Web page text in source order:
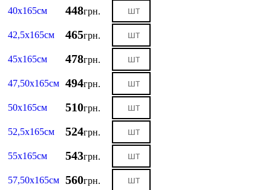
40х165см
448грн.
42,5х165см 465грн.
45х165см 478грн.
47,50х165см 494грн.
50х165см 510грн.
52,5х165см 524грн.
55х165см 543грн.
57,50х165см 560грн.